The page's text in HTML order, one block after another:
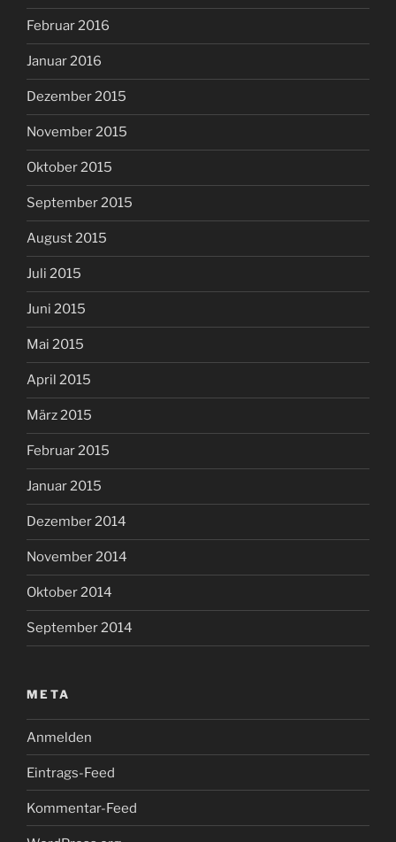
Februar 2016
Januar 2016
Dezember 2015
November 2015
Oktober 2015
September 2015
August 2015
Juli 2015
Juni 2015
Mai 2015
April 2015
März 2015
Februar 2015
Januar 2015
Dezember 2014
November 2014
Oktober 2014
September 2014
META
Anmelden
Eintrags-Feed
Kommentar-Feed